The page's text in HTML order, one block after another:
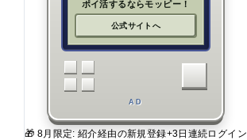
ポイ活するならモッピー！
公式サイトへ
AD
🎁 8月限定: 紹介経由の新規登録+3日連続ログイン